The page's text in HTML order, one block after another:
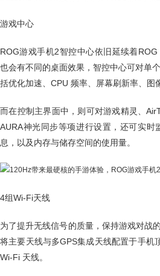
游戏中心
ROG游戏手机2智控中心依旧延续着
也会有不同的桌面效果，智控中心可对单
括优化加速、CPU 频率、屏幕刷新率、图
而在控制主界面中，则可对游戏精灵、
AURA神光同步等项进行设置，还可实时
息，以及内存与储存空间的使用量。
4组Wi-Fi天线
为了提升无线信号的质量，保持游戏对战
将主要天线与多GPS集成天线配置于手机
Wi-Fi 天线。